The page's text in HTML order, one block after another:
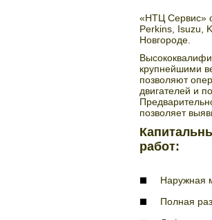
«НТЦ Сервис»
Perkins, Isuzu,
Новгороде.
крупнейшими
позволяют
двигателей и
позволяет
работ:
Наружная
Полная